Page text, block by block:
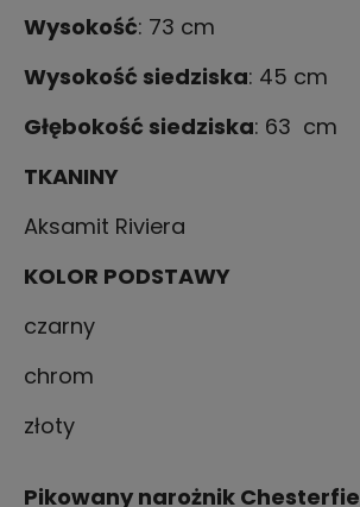
Wysokość: 73 cm
Wysokość siedziska: 45 cm
Głębokość siedziska: 63 cm
TKANINY
Aksamit Riviera
KOLOR PODSTAWY
czarny
chrom
złoty
Pikowany narożnik